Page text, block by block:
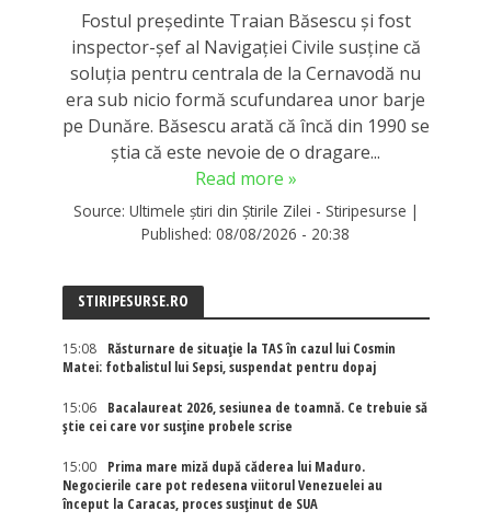
Fostul președinte Traian Băsescu și fost
inspector-șef al Navigației Civile susține că
soluția pentru centrala de la Cernavodă nu
era sub nicio formă scufundarea unor barje
pe Dunăre. Băsescu arată că încă din 1990 se
știa că este nevoie de o dragare...
Read more »
Source: Ultimele știri din Știrile Zilei - Stiripesurse |
Published: 08/08/2026 - 20:38
STIRIPESURSE.RO
15:08
Răsturnare de situație la TAS în cazul lui Cosmin
Matei: fotbalistul lui Sepsi, suspendat pentru dopaj
15:06
Bacalaureat 2026, sesiunea de toamnă. Ce trebuie să
știe cei care vor susține probele scrise
15:00
Prima mare miză după căderea lui Maduro.
Negocierile care pot redesena viitorul Venezuelei au
început la Caracas, proces susținut de SUA